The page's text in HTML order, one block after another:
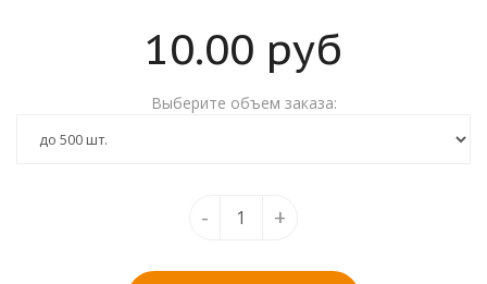
10.00 руб
Выберите объем заказа:
- +